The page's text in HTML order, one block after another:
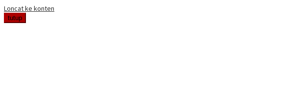
Loncat ke konten
tutup